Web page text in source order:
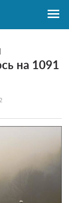
на 1091